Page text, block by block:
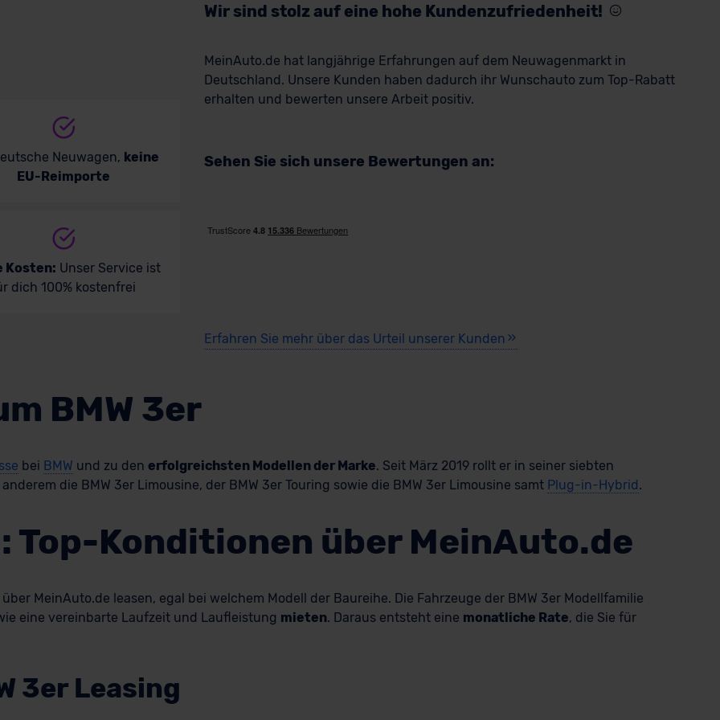
Neuwagen, keine
EU-Reimporte
Kosten: Unser Service ist
dich 100% kostenfrei
Wir sind stolz auf eine hohe Kundenzufriedenheit!
MeinAuto.de hat langjährige Erfahrungen auf dem Neuwagenmarkt in
Deutschland. Unsere Kunden haben dadurch ihr Wunschauto zum Top-Rabatt
erhalten und bewerten unsere Arbeit positiv.
Sehen Sie sich unsere Bewertungen an:
Erfahren Sie mehr über das Urteil unserer Kunden
BMW 3er
bei BMW und zu den erfolgreichsten Modellen der Marke. Seit März 2019 rollt er in seiner siebten
die BMW 3er Limousine, der BMW 3er Touring sowie die BMW 3er Limousine samt Plug-in-Hybrid.
Top-Konditionen über MeinAuto.de
MeinAuto.de leasen, egal bei welchem Modell der Baureihe. Die Fahrzeuge der BMW 3er Modellfamilie
eine vereinbarte Laufzeit und Laufleistung mieten. Daraus entsteht eine monatliche Rate, die Sie für
3er Leasing